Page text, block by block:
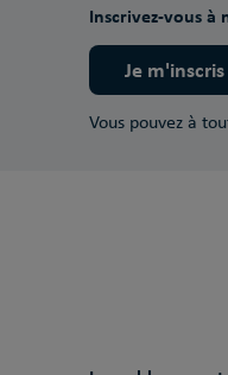
Inscrivez-vous à
Je
Vous pouvez à